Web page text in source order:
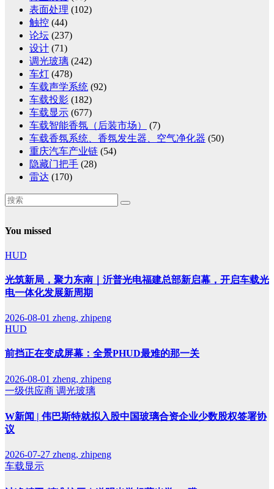
表面处理 (102)
触控 (44)
论坛 (237)
设计 (71)
调光玻璃 (242)
车灯 (478)
车载声学系统 (92)
车载投影 (182)
车载显示 (677)
车载智能香氛（后装市场）
(7)
车载香氛系统、香氛发生器、空气净化器 (50)
重庆汽车产业链 (54)
隐藏门把手 (28)
雷达 (170)
You missed
HUD
光筑新局，聚力东南｜沂普光电福建总部新启幕，开启车载光
电一体化发展新周期
2026-08-01 zheng, zhipeng
HUD
前挡正在变成屏幕：全景PHUD最难的那一关
2026-08-01 zheng, zhipeng
一级供应商 调光玻璃
W新闻 | 伟巴斯特就拟入股中国玻璃合资企业少数股权签署协
议
2026-07-27 zheng, zhipeng
车载显示